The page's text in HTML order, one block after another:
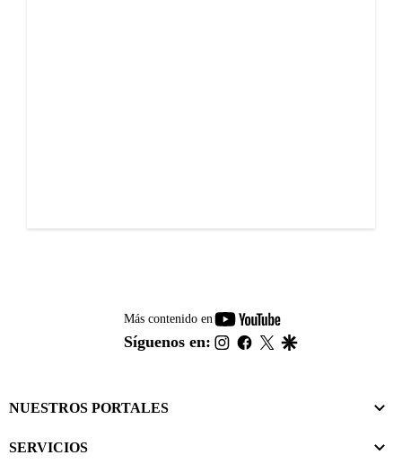
Más contenido en
youtube-
footer
Síguenos en: instagram
facebook
twitter
NUESTROS PORTALES
SERVICIOS